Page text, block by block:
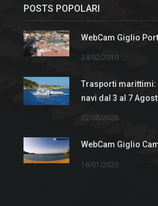
POSTS POPOLARI
WebCam Giglio
24/02/2010
Trasporti marittimi:
navi dal 3 al 7
02/08/2026
WebCam Giglio
16/01/2020